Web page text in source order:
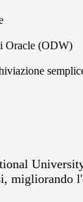
Oracle (ODW)
migliorando